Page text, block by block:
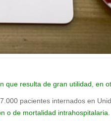
que resulta de gran utilidad, en
pacientes internados en
o de mortalidad intrahospitalaria.